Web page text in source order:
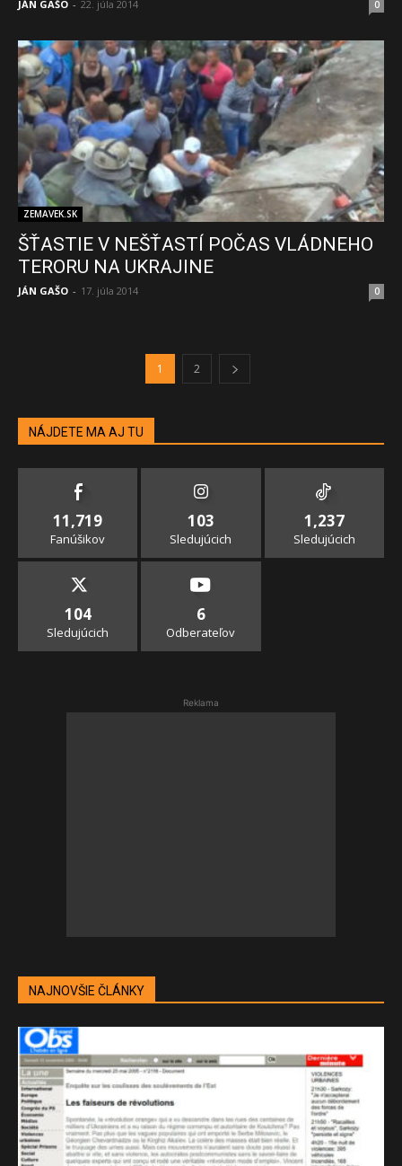
JÁN GAŠO - 22. júla 2014 0
ZEMAVEK.SK
ŠŤASTIE V NEŠŤASTÍ POČAS VLÁDNEHO
TERORU NA UKRAJINE
JÁN GAŠO - 17. júla 2014 0
1 2
NÁJDETE MA AJ TU
11,719
Fanúšikov
103
Sledujúcich
1,237
Sledujúcich
104
Sledujúcich
6
Odberateľov
Reklama
NAJNOVŠIE ČLÁNKY